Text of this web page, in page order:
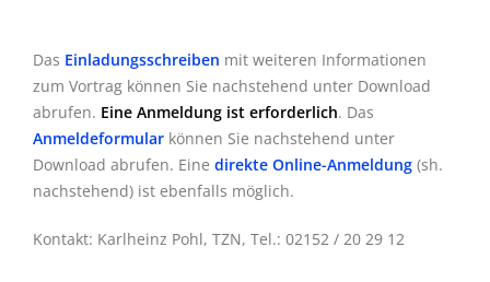
Das Einladungsschreiben mit weiteren Informationen
zum Vortrag können Sie nachstehend unter Download
abrufen. Eine Anmeldung ist erforderlich. Das
Anmeldeformular können Sie nachstehend unter
Download abrufen. Eine direkte Online-Anmeldung (sh.
nachstehend) ist ebenfalls möglich.
Kontakt: Karlheinz Pohl, TZN, Tel.: 02152 / 20 29 12